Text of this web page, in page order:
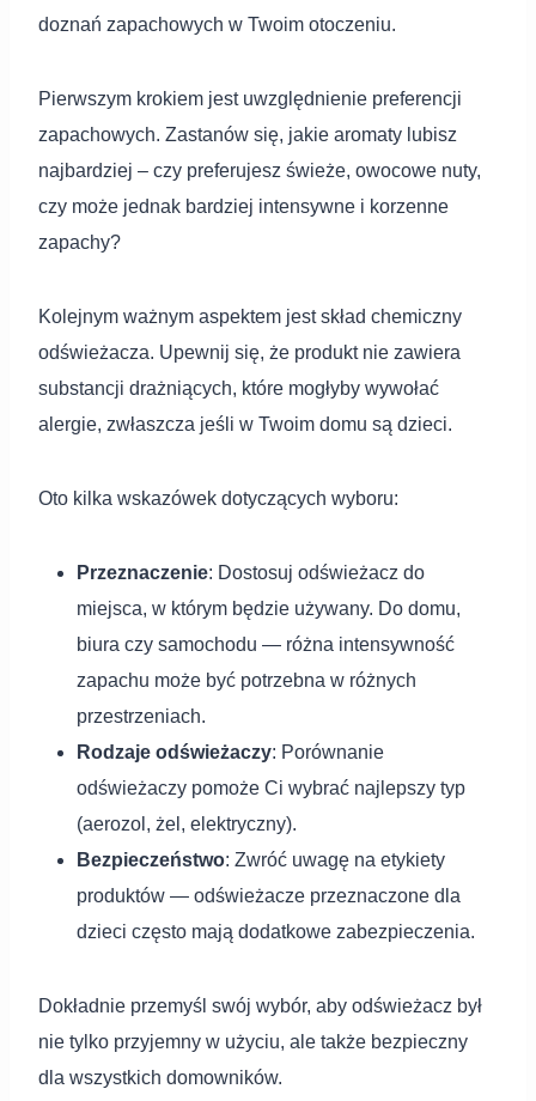
doznań zapachowych w Twoim otoczeniu.
Pierwszym krokiem jest uwzględnienie preferencji
zapachowych. Zastanów się, jakie aromaty lubisz
najbardziej – czy preferujesz świeże, owocowe nuty,
czy może jednak bardziej intensywne i korzenne
zapachy?
Kolejnym ważnym aspektem jest skład chemiczny
odświeżacza. Upewnij się, że produkt nie zawiera
substancji drażniących, które mogłyby wywołać
alergie, zwłaszcza jeśli w Twoim domu są dzieci.
Oto kilka wskazówek dotyczących wyboru:
Przeznaczenie: Dostosuj odświeżacz do
miejsca, w którym będzie używany. Do domu,
biura czy samochodu — różna intensywność
zapachu może być potrzebna w różnych
przestrzeniach.
Rodzaje odświeżaczy: Porównanie
odświeżaczy pomoże Ci wybrać najlepszy typ
(aerozol, żel, elektryczny).
Bezpieczeństwo: Zwróć uwagę na etykiety
produktów — odświeżacze przeznaczone dla
dzieci często mają dodatkowe zabezpieczenia.
Dokładnie przemyśl swój wybór, aby odświeżacz był
nie tylko przyjemny w użyciu, ale także bezpieczny
dla wszystkich domowników.